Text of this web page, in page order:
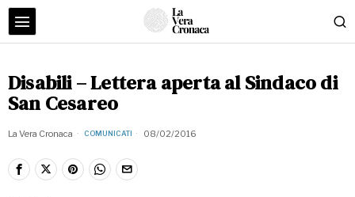
Disabili – Lettera aperta al Sindaco di
San Cesareo
La Vera Cronaca COMUNICATI 08/02/2016